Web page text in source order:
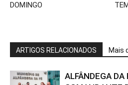
DOMINGO
ARTIGOS RELACIONADOS Mais
ALFÂNDEGA DA